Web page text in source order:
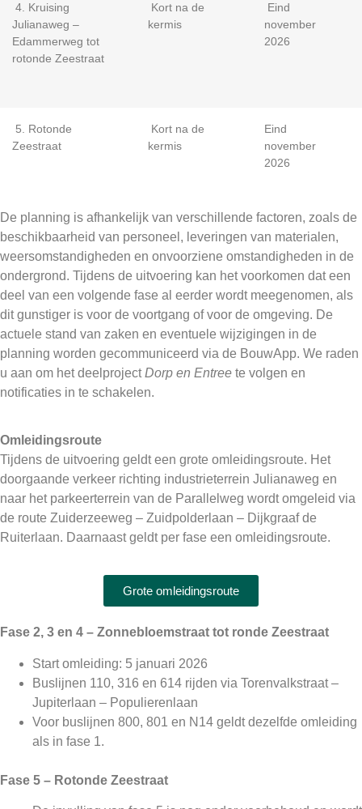
4. Kruising
Julianaweg –
Edammerweg tot
rotonde Zeestraat
Kort na de
kermis
Eind
november
2026
5. Rotonde
Zeestraat
Kort na de
kermis
Eind
november
2026
De planning is afhankelijk van verschillende factoren, zoals de
beschikbaarheid van personeel, leveringen van materialen,
weersomstandigheden en onvoorziene omstandigheden in de
ondergrond. Tijdens de uitvoering kan het voorkomen dat een
deel van een volgende fase al eerder wordt meegenomen, als
dit gunstiger is voor de voortgang of voor de omgeving. De
actuele stand van zaken en eventuele wijzigingen in de
planning worden gecommuniceerd via de BouwApp. We raden
u aan om het deelprojectDorp en Entree te volgen en
notificaties in te schakelen.
Omleidingsroute
Tijdens de uitvoering geldt een grote omleidingsroute. Het
doorgaande verkeer richting industrieterrein Julianaweg en
naar het parkeerterrein van de Parallelweg wordt omgeleid via
de route Zuiderzeeweg – Zuidpolderlaan – Dijkgraaf de
Ruiterlaan. Daarnaast geldt per fase een omleidingsroute.
Grote omleidingsroute
Fase 2, 3 en 4 – Zonnebloemstraat tot ronde Zeestraat
Start omleiding: 5 januari 2026
Buslijnen 110, 316 en 614 rijden via Torenvalkstraat –
Jupiterlaan – Populierenlaan
Voor buslijnen 800, 801 en N14 geldt dezelfde omleiding
als in fase 1.
Fase 5 – Rotonde Zeestraat